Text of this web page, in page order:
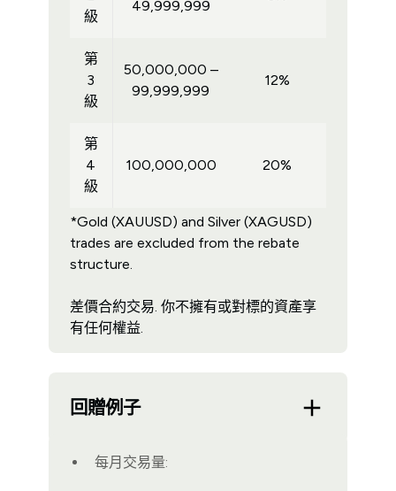
級
49,999,999
第
3
級
50,000,000 –
99,999,999
12%
第
4
級
100,000,000 20%
*Gold (XAUUSD) and Silver (XAGUSD)
trades are excluded from the rebate
structure.
差價合約交易. 你不擁有或對標的資產享
有任何權益.
回贈例子
每月交易量: